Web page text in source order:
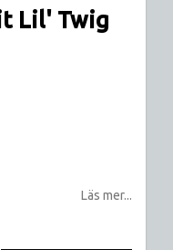
Lil' Twig
Läs mer...